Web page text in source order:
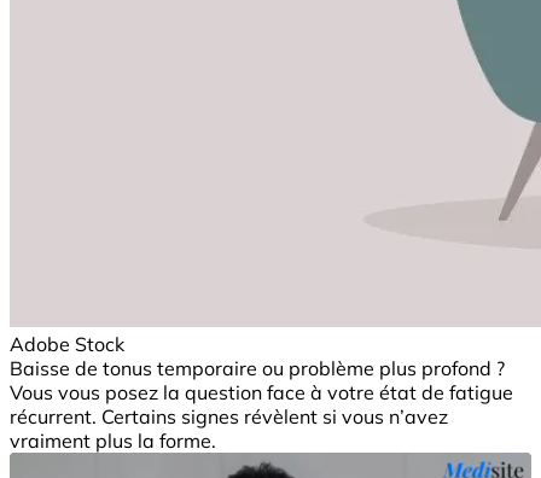
Adobe Stock
Baisse de tonus temporaire ou problème plus profond ?
Vous vous posez la question face à votre état de fatigue
récurrent. Certains signes révèlent si vous n’avez
vraiment plus la forme.